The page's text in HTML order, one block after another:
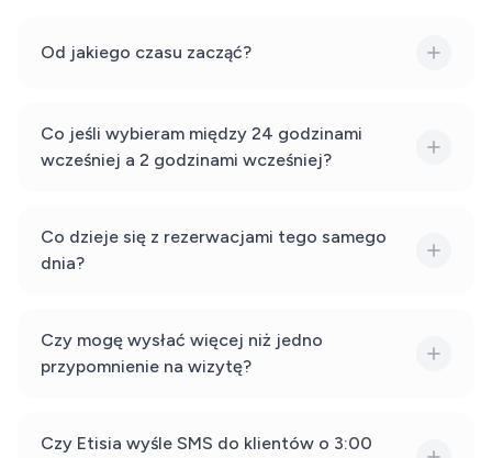
Od jakiego czasu zacząć?
Co jeśli wybieram między 24 godzinami
wcześniej a 2 godzinami wcześniej?
Co dzieje się z rezerwacjami tego samego
dnia?
Czy mogę wysłać więcej niż jedno
przypomnienie na wizytę?
Czy Etisia wyśle SMS do klientów o 3:00